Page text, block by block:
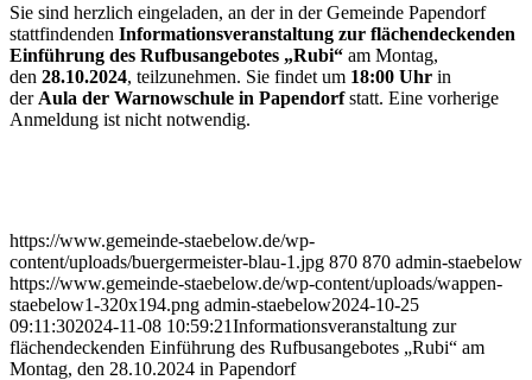
Sie sind herzlich eingeladen, an der in der Gemeinde Papendorf
stattfindenden Informationsveranstaltung zur flächendeckenden
Einführung des Rufbusangebotes „Rubi“ am Montag,
den 28.10.2024, teilzunehmen. Sie findet um 18:00 Uhr in
der Aula der Warnowschule in Papendorfstatt. Eine vorherige
Anmeldung ist nicht notwendig.
https://www.gemeinde-staebelow.de/wp-
content/uploads/buergermeister-blau-1.jpg 870 870 admin-staebelow
https://www.gemeinde-staebelow.de/wp-content/uploads/wappen-
staebelow1-320x194.png admin-staebelow2024-10-25
09:11:302024-11-08 10:59:21Informationsveranstaltung zur
flächendeckenden Einführung des Rufbusangebotes „Rubi“ am
Montag, den 28.10.2024 in Papendorf